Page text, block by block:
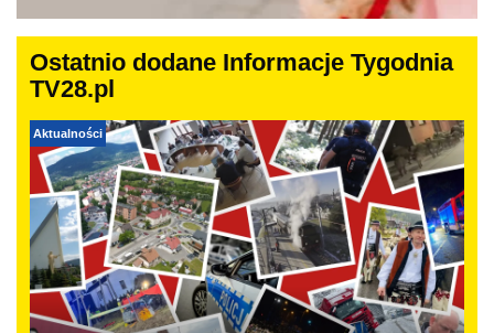
Ostatnio dodane Informacje Tygodnia
TV28.pl
Aktualności